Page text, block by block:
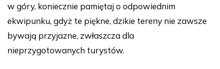
w góry, koniecznie pamiętaj o odpowiednim
ekwipunku, gdyż te piękne, dzikie tereny nie zawsze
bywają przyjazne, zwłaszcza dla
nieprzygotowanych turystów.